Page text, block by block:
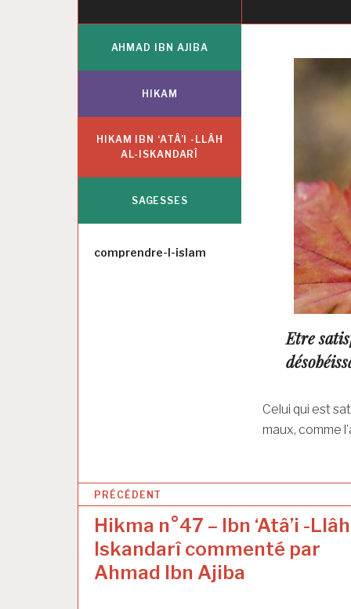
Etre
Celui qui est
maux, comme
AHMAD IBN AJIBA
HIKAM
HIKAM IBN ‘ATÂ’I -LLÂH
AL-ISKANDARÎ
SAGESSES
Auteur
comprendre-l-islam
NPRÉCÉDENT
Hikma n°47 – Ibn ‘Atâ’i -
Iskandarî commenté par
Ahmad Ibn Ajiba